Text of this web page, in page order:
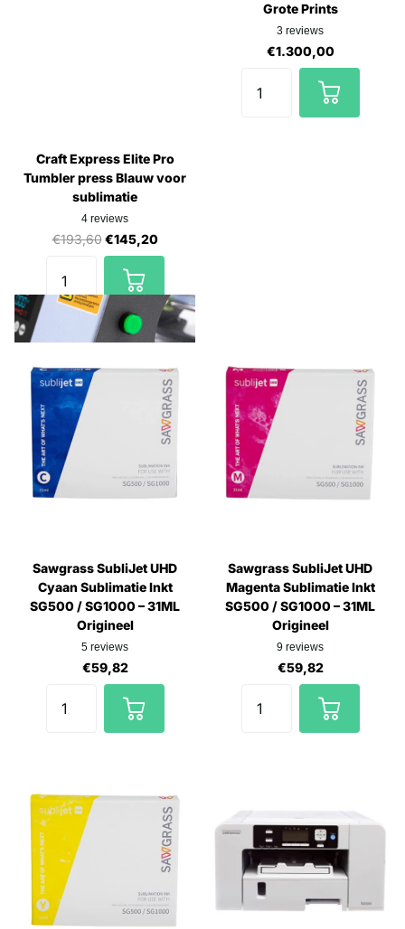
Craft Express Elite Pro
Tumbler press Blauw voor
sublimatie
4 reviews
€193,60€145,20
Grote Prints
3 reviews
€1.300,00
Sawgrass SubliJet UHD
Cyaan Sublimatie Inkt
SG500 / SG1000 – 31ML
Origineel
5 reviews
€59,82
Sawgrass SubliJet UHD
Magenta Sublimatie Inkt
SG500 / SG1000 – 31ML
Origineel
9 reviews
€59,82